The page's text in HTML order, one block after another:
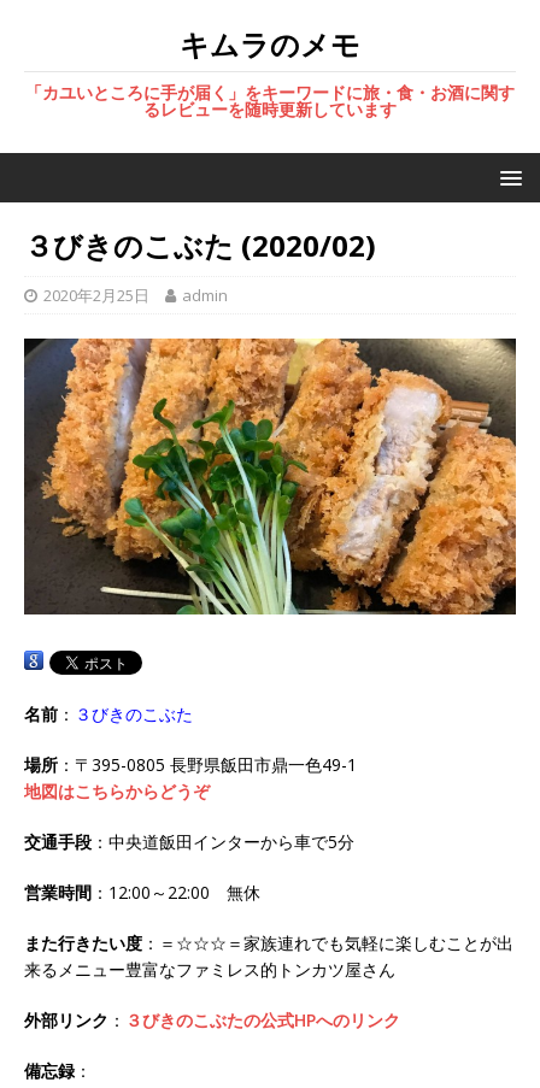
キムラのメモ
「カユいところに手が届く」をキーワードに旅・食・お酒に関す
るレビューを随時更新しています
３びきのこぶた (2020/02)
2020年2月25日 admin
名前 ： ３びきのこぶた
場所 ：〒395-0805 長野県飯田市鼎一色49-1
地図はこちらからどうぞ
交通手段 ：中央道飯田インターから車で5分
営業時間 ：12:00～22:00 無休
また行きたい度 ：＝☆☆☆＝家族連れでも気軽に楽しむことが出
来るメニュー豊富なファミレス的トンカツ屋さん
外部リンク ： ３びきのこぶたの公式HPへのリンク
備忘録 ：